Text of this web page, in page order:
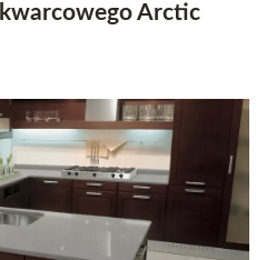
Arctic